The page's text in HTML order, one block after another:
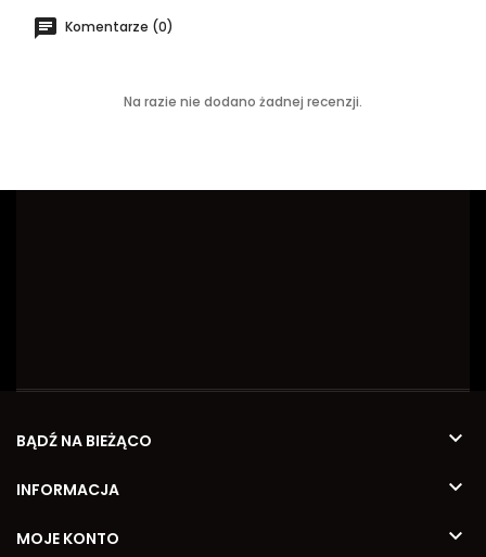
Komentarze (0)
Na razie nie dodano żadnej recenzji.
BĄDŹ NA BIEŻĄCO 
INFORMACJA 
MOJE KONTO 